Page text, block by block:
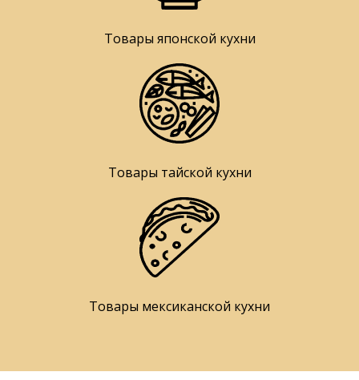
Товары японской кухни
Товары тайской кухни
Товары мексиканской кухни